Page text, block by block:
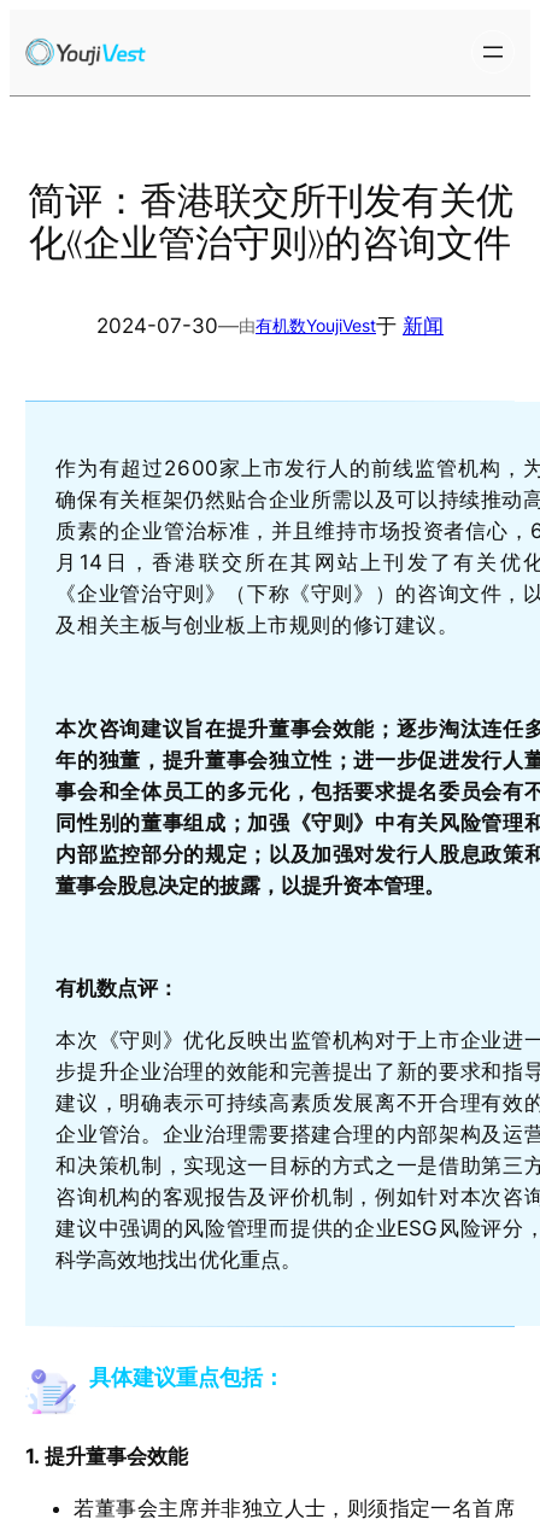
至
简评：香港联交所刊发有关优
化《企业管治守则》的咨询文件
2024-07-30—由有机数YoujiVest于 新闻
作为有超过2600家上市发行人的前线监管机构，
确保有关框架仍然贴合企业所需以及可以持续推动
质素的企业管治标准，并且维持市场投资者信心，
月14日，香港联交所在其网站上刊发了有关优
《企业管治守则》（下称《守则》）的咨询文件，
及相关主板与创业板上市规则的修订建议。
本次咨询建议旨在提升董事会效能；逐步淘汰连任
年的独董，提升董事会独立性；进一步促进发行人
事会和全体员工的多元化，包括要求提名委员会有
同性别的董事组成；加强《守则》中有关风险管理
内部监控部分的规定；以及加强对发行人股息政策
董事会股息决定的披露，以提升资本管理。
有机数点评：
本次《守则》优化反映出监管机构对于上市企业进
步提升企业治理的效能和完善提出了新的要求和指
建议，明确表示可持续高素质发展离不开合理有效
企业管治。企业治理需要搭建合理的内部架构及运
和决策机制，实现这一目标的方式之一是借助第三
咨询机构的客观报告及评价机制，例如针对本次咨
建议中强调的风险管理而提供的企业ESG风险评分
科学高效地找出优化重点。
具体建议重点包括：
1. 提升董事会效能
若董事会主席并非独立人士，则须指定一名首席